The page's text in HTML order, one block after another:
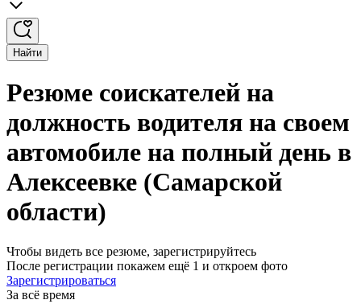
Найти
Резюме соискателей на
должность водителя на своем
автомобиле на полный день в
Алексеевке (Самарской
области)
Чтобы видеть все резюме, зарегистрируйтесь
После регистрации покажем ещё 1 и откроем фото
Зарегистрироваться
За всё время